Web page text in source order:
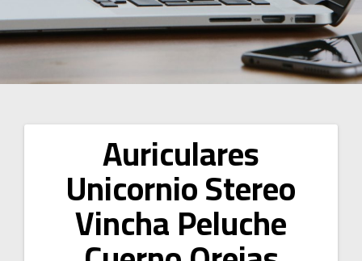
Auriculares
Unicornio Stereo
Vincha Peluche
Navegación
entradas